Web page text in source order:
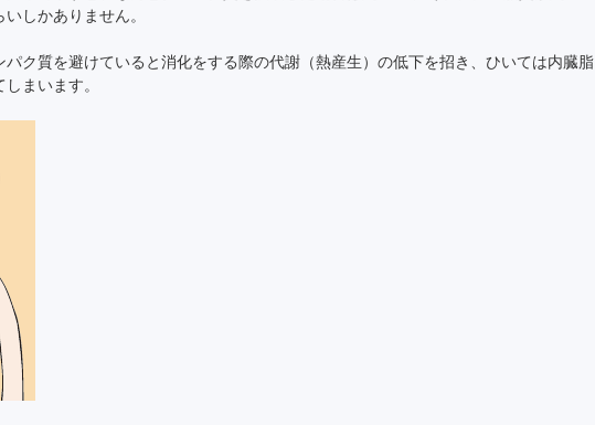
しかありません。
ク質を避けていると消化をする際の代謝（熱産生）の低下を招き、ひいては内臓脂
まいます。